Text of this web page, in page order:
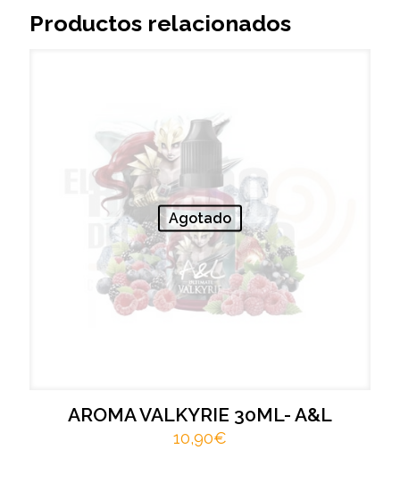
Productos relacionados
Agotado
AROMA VALKYRIE 30ML- A&L
10,90€